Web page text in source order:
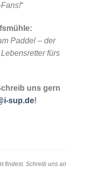
“
Paddel – der
fürs
uns gern
sup.de!
findest. Schreib uns an